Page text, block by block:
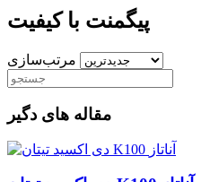
پیگمنت با کیفیت
مرتب‌سازی
مقاله های دگیر